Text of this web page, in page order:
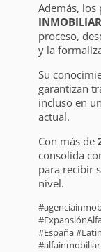
Además, los
proceso,
y la
Su
garantizan
incluso en
actual.
Con más de
consolida
para recibir
nivel.
#España